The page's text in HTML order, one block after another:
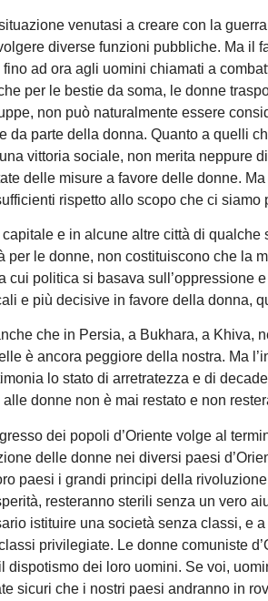
venutasi a creare con la
diverse funzioni pubbliche. Ma il
ad ora agli uomini chiamati a
per le bestie da soma, le donne
non può naturalmente essere
da parte della donna. Quanto a quelli
vittoria sociale, non merita neppure
delle misure a favore delle donne.
rispetto allo scopo che ci siamo
capitale e in alcune altre città di
per le donne, non costituiscono che la
cui politica si basava sull’oppressione
e più decisive in favore della donna,
che in Persia, a Bukhara, a Khiva,
è ancora peggiore della nostra. Ma
lo stato di arretratezza e di
alle donne non è mai restato e non
dei popoli d’Oriente volge al
delle donne nei diversi paesi
paesi i grandi principi della
resteranno sterili senza un vero
istituire una società senza classi, e
privilegiate. Le donne comuniste
dispotismo dei loro uomini. Se voi,
sicuri che i nostri paesi andranno in